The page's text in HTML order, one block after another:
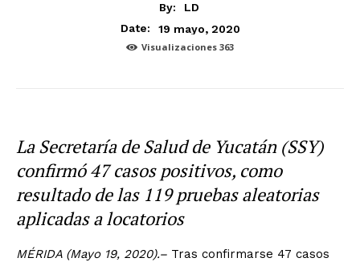
By:
LD
Date:
19 mayo, 2020
Visualizaciones 363
La Secretaría de Salud de Yucatán (SSY)
confirmó 47 casos positivos, como
resultado de las 119 pruebas aleatorias
aplicadas a locatorios
MÉRIDA (Mayo 19, 2020).– Tras confirmarse 47 casos